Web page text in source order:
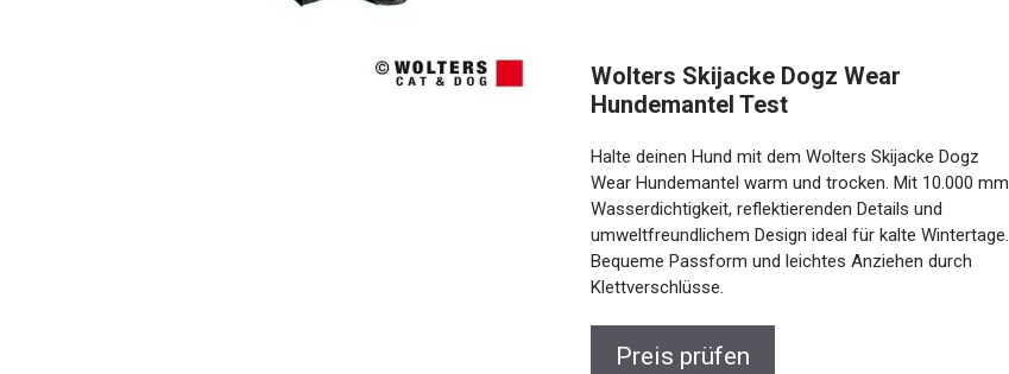
Wolters Skijacke Dogz Wear
Hundemantel Test
Halte deinen Hund mit dem Wolters Skijacke Dogz
Wear Hundemantel warm und trocken. Mit 10.000 mm
Wasserdichtigkeit, reflektierenden Details und
umweltfreundlichem Design ideal für kalte Wintertage.
Bequeme Passform und leichtes Anziehen durch
Klettverschlüsse.
Preis prüfen